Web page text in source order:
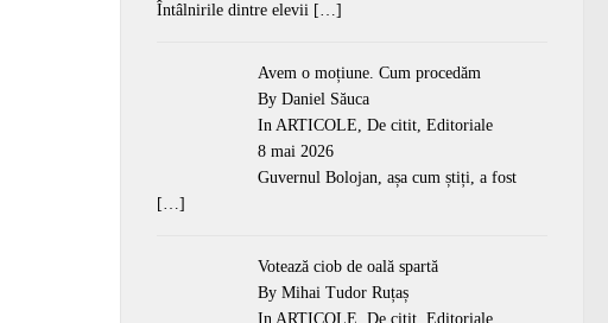
Întâlnirile dintre elevii […]
Avem o moțiune. Cum procedăm
By Daniel Săuca
InARTICOLE,De citit,Editoriale
8 mai 2026
Guvernul Bolojan, așa cum știți, a fost
[…]
Votează ciob de oală spartă
By Mihai Tudor Ruțaș
In ARTICOLE ,De citit ,Editoriale